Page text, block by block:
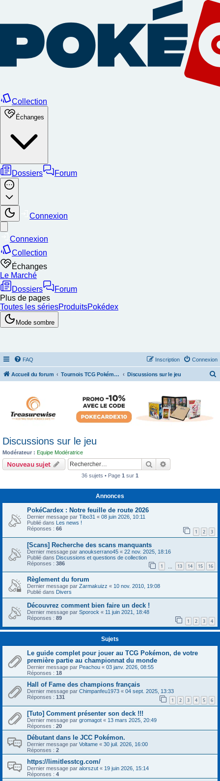
FAQ Connexion
Inscription
Accueil du forum Tournois TCG Pokémon & Stratégie Discussions sur le jeu
Discussions sur le jeu
Modérateur : Equipe Modératrice
Nouveau sujet Rechercher
36 sujets • Page 1 sur 1
Annonces
PokéCardex : Notre feuille de route 2026
Dernier message par Tibo31 « 08 juin 2026, 10:11
Publié dans Les news !
Réponses : 66 1 2 3
[Scans] Recherche des scans manquants
Dernier message par anoukserrano45 « 22 nov. 2025, 18:16
Publié dans Discussions et questions de collection
Réponses : 386 1 13 14 15 16
Règlement du forum
Dernier message par Zarmakuizz « 10 nov. 2010, 19:08
Publié dans Divers
Découvrez comment bien faire un deck !
Dernier message par Sporock « 11 juin 2021, 18:48
Réponses : 89 1 2 3 4
Sujets
Le guide complet pour jouer au TCG Pokémon, de votre
première partie au championnat du monde
Dernier message par Peachou « 03 janv. 2026, 08:55
Réponses : 18
Hall of Fame des champions français
Dernier message par Chimpanfeu1973 « 04 sept. 2025, 13:33
Réponses : 131 1 2 3 4 5 6
[Tuto] Comment présenter son deck !!!
Dernier message par gromagot « 13 mars 2025, 20:49
Réponses : 20
Débutant dans le JCC Pokémon.
Dernier message par Voltame « 30 juil. 2026, 16:00
Réponses : 2
https://limitlesstcg.com/
Dernier message par alorszut « 19 juin 2026, 15:14
Réponses : 4